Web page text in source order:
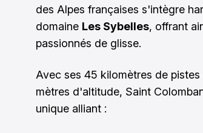
des Alpes françaises s'intègre
domaine Les Sybelles, offrant
passionnés de glisse.
Avec ses 45 kilomètres de
mètres d'altitude, Saint
unique alliant :